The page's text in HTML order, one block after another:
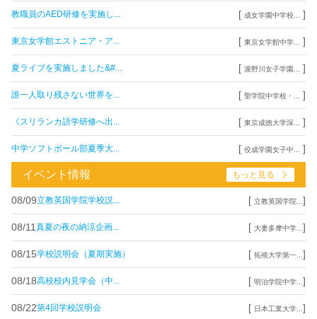
教職員のAED研修を実施し... [ 成女学園中学校... ]
東京女学館エストニア・ア... [ 東京女学館中学... ]
夏ライブを実施しました&#... [ 瀧野川女子学園... ]
誰一人取り残さない世界を... [ 聖学院中学校・... ]
《スリランカ語学研修へ出... [ 東京成徳大学深... ]
中学ソフトボール部夏季大... [ 佼成学園女子中... ]
イベント情報 もっと見る
08/09立教英国学院学校説... [ 立教英国学院... ]
08/11 真夏の夜の納涼企画... [ 大妻多摩中学... ]
08/15学校説明会（夏期実施） [ 拓殖大学第一... ]
08/18高校校内見学会（中... [ 明治学院中学... ]
08/22第4回学校説明会 [ 日本工業大学... ]